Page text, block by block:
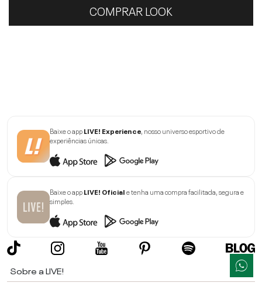
COMPRAR LOOK
Baixe o appLIVE! Experience, nosso universo esportivo de
experiências únicas.
Baixe o appLIVE! Oficiale tenha uma compra facilitada, segura e
simples.
Sobre a LIVE!